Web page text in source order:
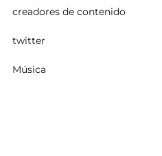
creadores de contenido
twitter
Música